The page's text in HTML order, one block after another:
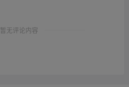
暂无评论内容